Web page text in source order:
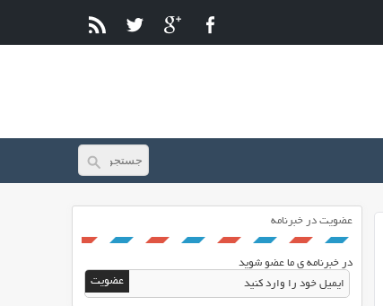
عضویت در خبرنامه
در خبرنامه ی ما عضو شوید